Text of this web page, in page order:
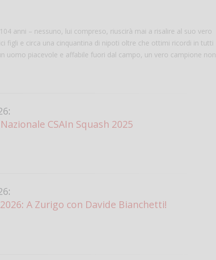
anni – nessuno, lui compreso, riuscirà mai a risalire al suo vero
figli e circa una cinquantina di nipoti oltre che ottimi ricordi in tutti
uomo piacevole e affabile fuori dal campo, un vero campione non
CSAIn Squash 2025
2026: A Zurigo con Davide Bianchetti!